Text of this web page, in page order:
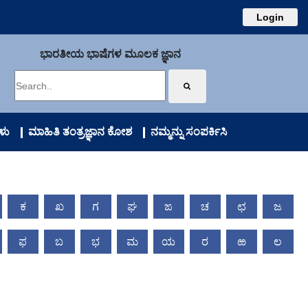
Login
ಭಾರತೀಯ ಭಾಷೆಗಳ ಮೂಲಕ ಜ್ಞಾನ
ಮಾಹಿತಿ ತಂತ್ರಜ್ಞಾನ ಕೋಶ ನಮ್ಮನ್ನು ಸಂಪರ್ಕಿಸಿ
ಕ ಖ ಗ ಘ ಙ ಚ ಛ ಜ
ಫ ಬ ಭ ಮ ಯ ರ ಱ ಲ